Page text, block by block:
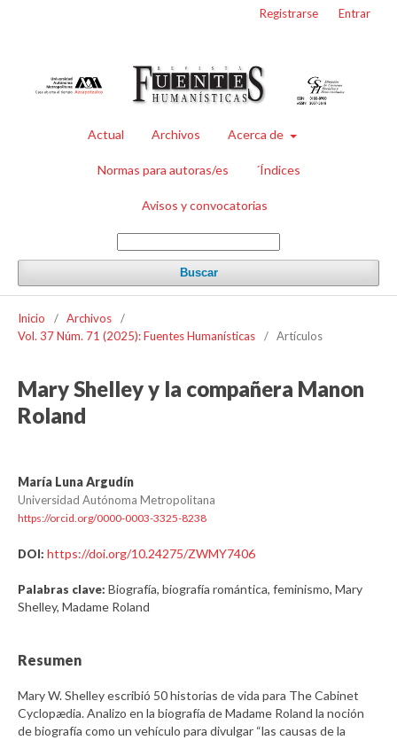
Actual Archivos Acerca de
Normas para autoras/es ´Índices
Avisos y convocatorias
Buscar
Registrarse Entrar
Inicio / Archivos
/
Vol. 37 Núm. 71 (2025): Fuentes Humanísticas
/ Artículos
Mary Shelley y la compañera Manon
Roland
María Luna Argudín
Universidad Autónoma Metropolitana
https://orcid.org/0000-0003-3325-8238
DOI: https://doi.org/10.24275/ZWMY7406
Palabras clave: Biografía, biografía romántica, feminismo, Mary
Shelley, Madame Roland
Resumen
Mary W. Shelley escribió 50 historias de vida para The Cabinet
Cyclopædia. Analizo en la biografía de Madame Roland la noción
de biografía como un vehículo para divulgar “las causas de la